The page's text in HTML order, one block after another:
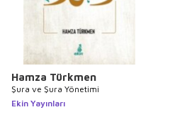
Hamza Türkmen
Şura ve Şura Yönetimi
Ekin Yayınları